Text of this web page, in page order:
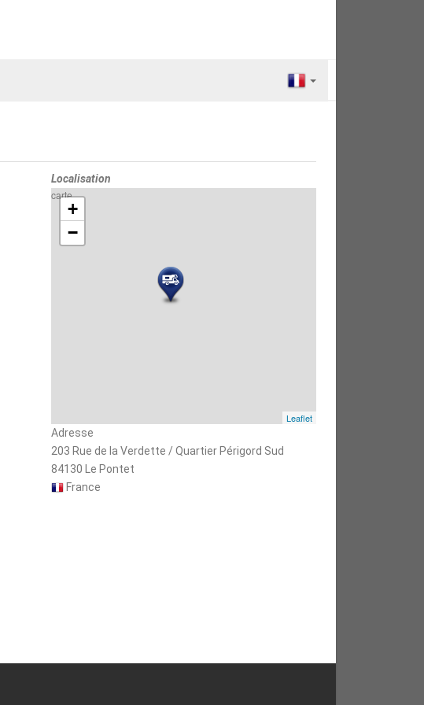
Localisation
carte
+
−
Leaflet
Adresse
203 Rue de la Verdette / Quartier Périgord Sud
84130 Le Pontet
France